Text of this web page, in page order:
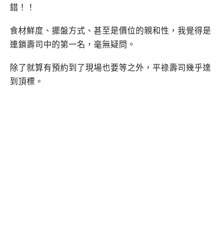
錯！！
食材鮮度、擺盤方式、甚至是價位的親和性，我覺得是
連鎖壽司中的第一名，毫無疑問。
除了就算有預約到了現場也要等之外，平祿壽司幾乎達
到頂標。